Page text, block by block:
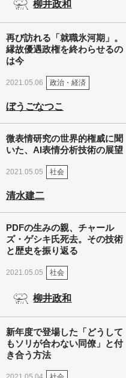
柳井政和
再び訪れる「就職氷河期」。
縁故優遇政権を終わらせるの
は今
2021.05.06 政治・経済
ぼうごなつこ
微表情研究の世界的権威に聞
いた、AI表情分析技術の展望
2021.05.05 社会
清水建二
PDFの生みの親、チャール
ズ・ゲシキ氏死去。その技術
と歴史を振り返る
2021.05.05 社会
柳井政和
新年度で登場した「どうして
もソリが合わない同僚」と付
き合う方法